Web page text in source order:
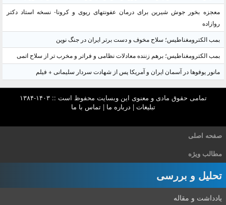
معجزه بخور جوش شیرین برای درمان عفونتهای ریوی و کرونا- نسخه استاد دکتر
روازاده
بمب الکترومغناطیس؛ سلاح مخوف و دست برتر ایران در جنگ نوین
بمب الکترومغناطیس؛ برهم زننده معادلات نظامی و فراتر و مخرب تر از سلاح اتمی
مانور یوفوها در آسمان ایران و آمریکا پس از شهادت سردار سلیمانی + فیلم
تمامی حقوق مادی و معنوی این وبسایت محفوظ است :: ۱۴۰۳-۱۳۸۴
تبلیغات | درباره ما |تماس با ما
صفحه اصلی
مطالب ویژه
تحلیل و بررسی
یادداشت و مقاله